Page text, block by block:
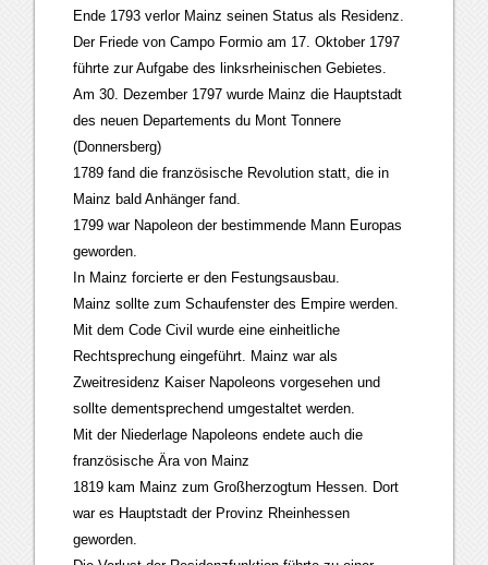
Ende 1793 verlor Mainz seinen Status als Residenz.
Der Friede von Campo Formio am 17. Oktober 1797
führte zur Aufgabe des linksrheinischen Gebietes.
Am 30. Dezember 1797 wurde Mainz die Hauptstadt
des neuen Departements du Mont Tonnere
(Donnersberg)
1789 fand die französische Revolution statt, die in
Mainz bald Anhänger fand.
1799 war Napoleon der bestimmende Mann Europas
geworden.
In Mainz forcierte er den Festungsausbau.
Mainz sollte zum Schaufenster des Empire werden.
Mit dem Code Civil wurde eine einheitliche
Rechtsprechung eingeführt. Mainz war als
Zweitresidenz Kaiser Napoleons vorgesehen und
sollte dementsprechend umgestaltet werden.
Mit der Niederlage Napoleons endete auch die
französische Ära von Mainz
1819 kam Mainz zum Großherzogtum Hessen. Dort
war es Hauptstadt der Provinz Rheinhessen
geworden.